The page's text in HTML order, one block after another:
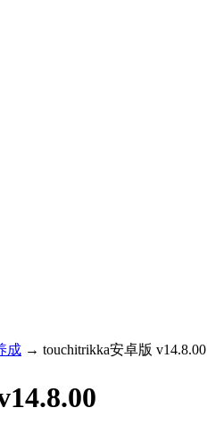
成 → touchitrikka安卓版 v14.8.00